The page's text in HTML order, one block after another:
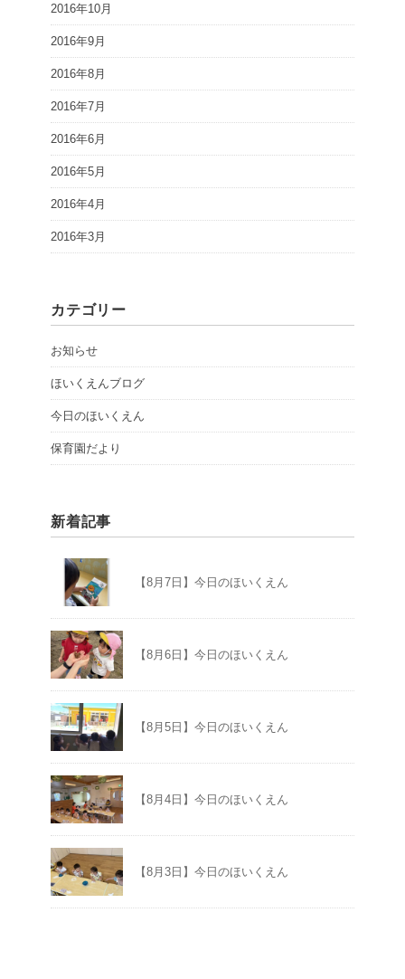
2016年10月
2016年9月
2016年8月
2016年7月
2016年6月
2016年5月
2016年4月
2016年3月
カテゴリー
お知らせ
ほいくえんブログ
今日のほいくえん
保育園だより
新着記事
【8月7日】今日のほいくえん
【8月6日】今日のほいくえん
【8月5日】今日のほいくえん
【8月4日】今日のほいくえん
【8月3日】今日のほいくえん